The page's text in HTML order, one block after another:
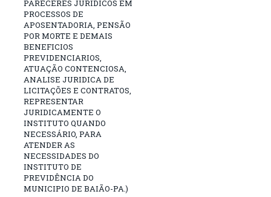
PARECERES JURIDICOS EM
PROCESSOS DE
APOSENTADORIA, PENSÃO
POR MORTE E DEMAIS
BENEFICIOS
PREVIDENCIARIOS,
ATUAÇÃO CONTENCIOSA,
ANALISE JURIDICA DE
LICITAÇÕES E CONTRATOS,
REPRESENTAR
JURIDICAMENTE O
INSTITUTO QUANDO
NECESSÁRIO, PARA
ATENDER AS
NECESSIDADES DO
INSTITUTO DE
PREVIDÊNCIA DO
MUNICIPIO DE BAIÃO-PA.)